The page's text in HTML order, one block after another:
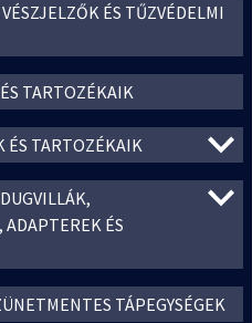
ÉS TŰZVÉDELMI
TARTOZÉKAIK
ÉS TARTOZÉKAIK
ÉS
TÁPEGYSÉGEK